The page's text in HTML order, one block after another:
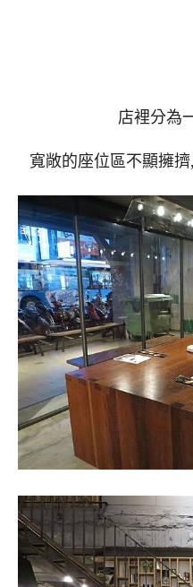
店裡分為
寬敞的座位區不顯擁